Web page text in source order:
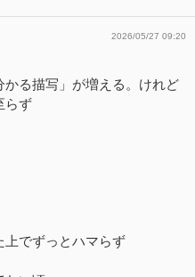
2026/05/27 09:20
る描写」が増える。けれど
らず
上でずっとハマらず